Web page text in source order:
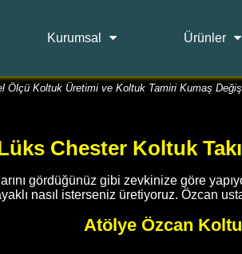
Kurumsal Ürünler
Ölçü Koltuk Üretimi ve Koltuk Tamiri Kumaş
Chester Koltuk
gördüğünüz gibi zevkinize göre
nasıl isterseniz üretiyoruz. Özcan
Atölye Özcan